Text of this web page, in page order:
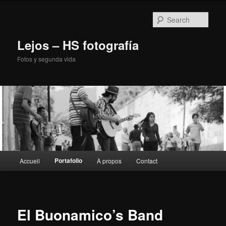
Lejos – HS fotografía
Fotos y segunda vida
Skip
Accueil Portafolio À propos Contact
El Buonamico’s Band